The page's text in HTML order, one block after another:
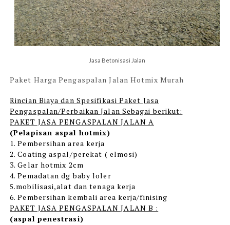
Jasa Betonisasi Jalan
Paket Harga Pengaspalan Jalan Hotmix Murah
Rincian Biaya dan Spesifikasi Paket Jasa
Pengaspalan/Perbaikan Jalan Sebagai berikut:
PAKET JASA PENGASPALAN JALAN A
(Pelapisan aspal hotmix)
1. Pembersihan area kerja
2. Coating aspal/perekat ( elmosi)
3. Gelar hotmix 2cm
4. Pemadatan dg baby loler
5.mobilisasi,alat dan tenaga kerja
6. Pembersihan kembali area kerja/finising
PAKET JASA PENGASPALAN JALAN B :
(aspal penestrasi)